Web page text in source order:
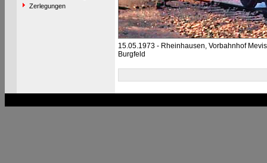
Zerlegungen
15.05.1973 - Rheinhausen, Vorbahnhof
Burgfeld